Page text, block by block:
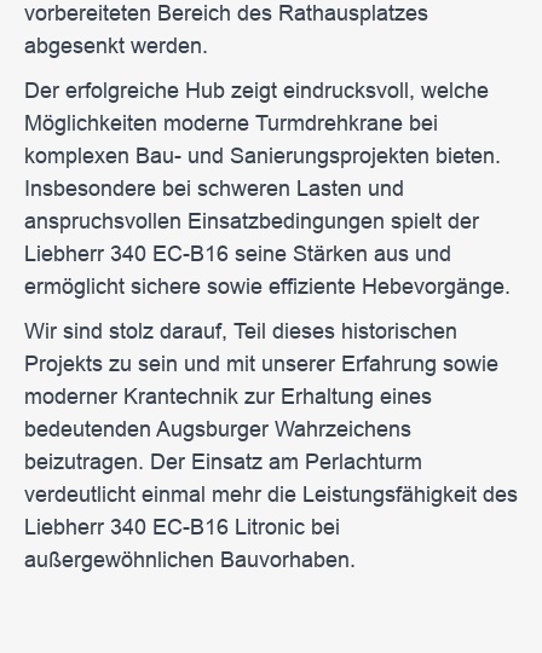
vorbereiteten Bereich des Rathausplatzes
abgesenkt werden.
Der erfolgreiche Hub zeigt eindrucksvoll, welche
Möglichkeiten moderne Turmdrehkrane bei
komplexen Bau- und Sanierungsprojekten bieten.
Insbesondere bei schweren Lasten und
anspruchsvollen Einsatzbedingungen spielt der
Liebherr 340 EC-B16 seine Stärken aus und
ermöglicht sichere sowie effiziente Hebevorgänge.
Wir sind stolz darauf, Teil dieses historischen
Projekts zu sein und mit unserer Erfahrung sowie
moderner Krantechnik zur Erhaltung eines
bedeutenden Augsburger Wahrzeichens
beizutragen. Der Einsatz am Perlachturm
verdeutlicht einmal mehr die Leistungsfähigkeit des
Liebherr 340 EC-B16 Litronic bei
außergewöhnlichen Bauvorhaben.